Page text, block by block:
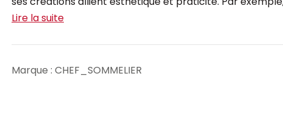
Lire la suite
Marque : CHEF_SOMMELIER